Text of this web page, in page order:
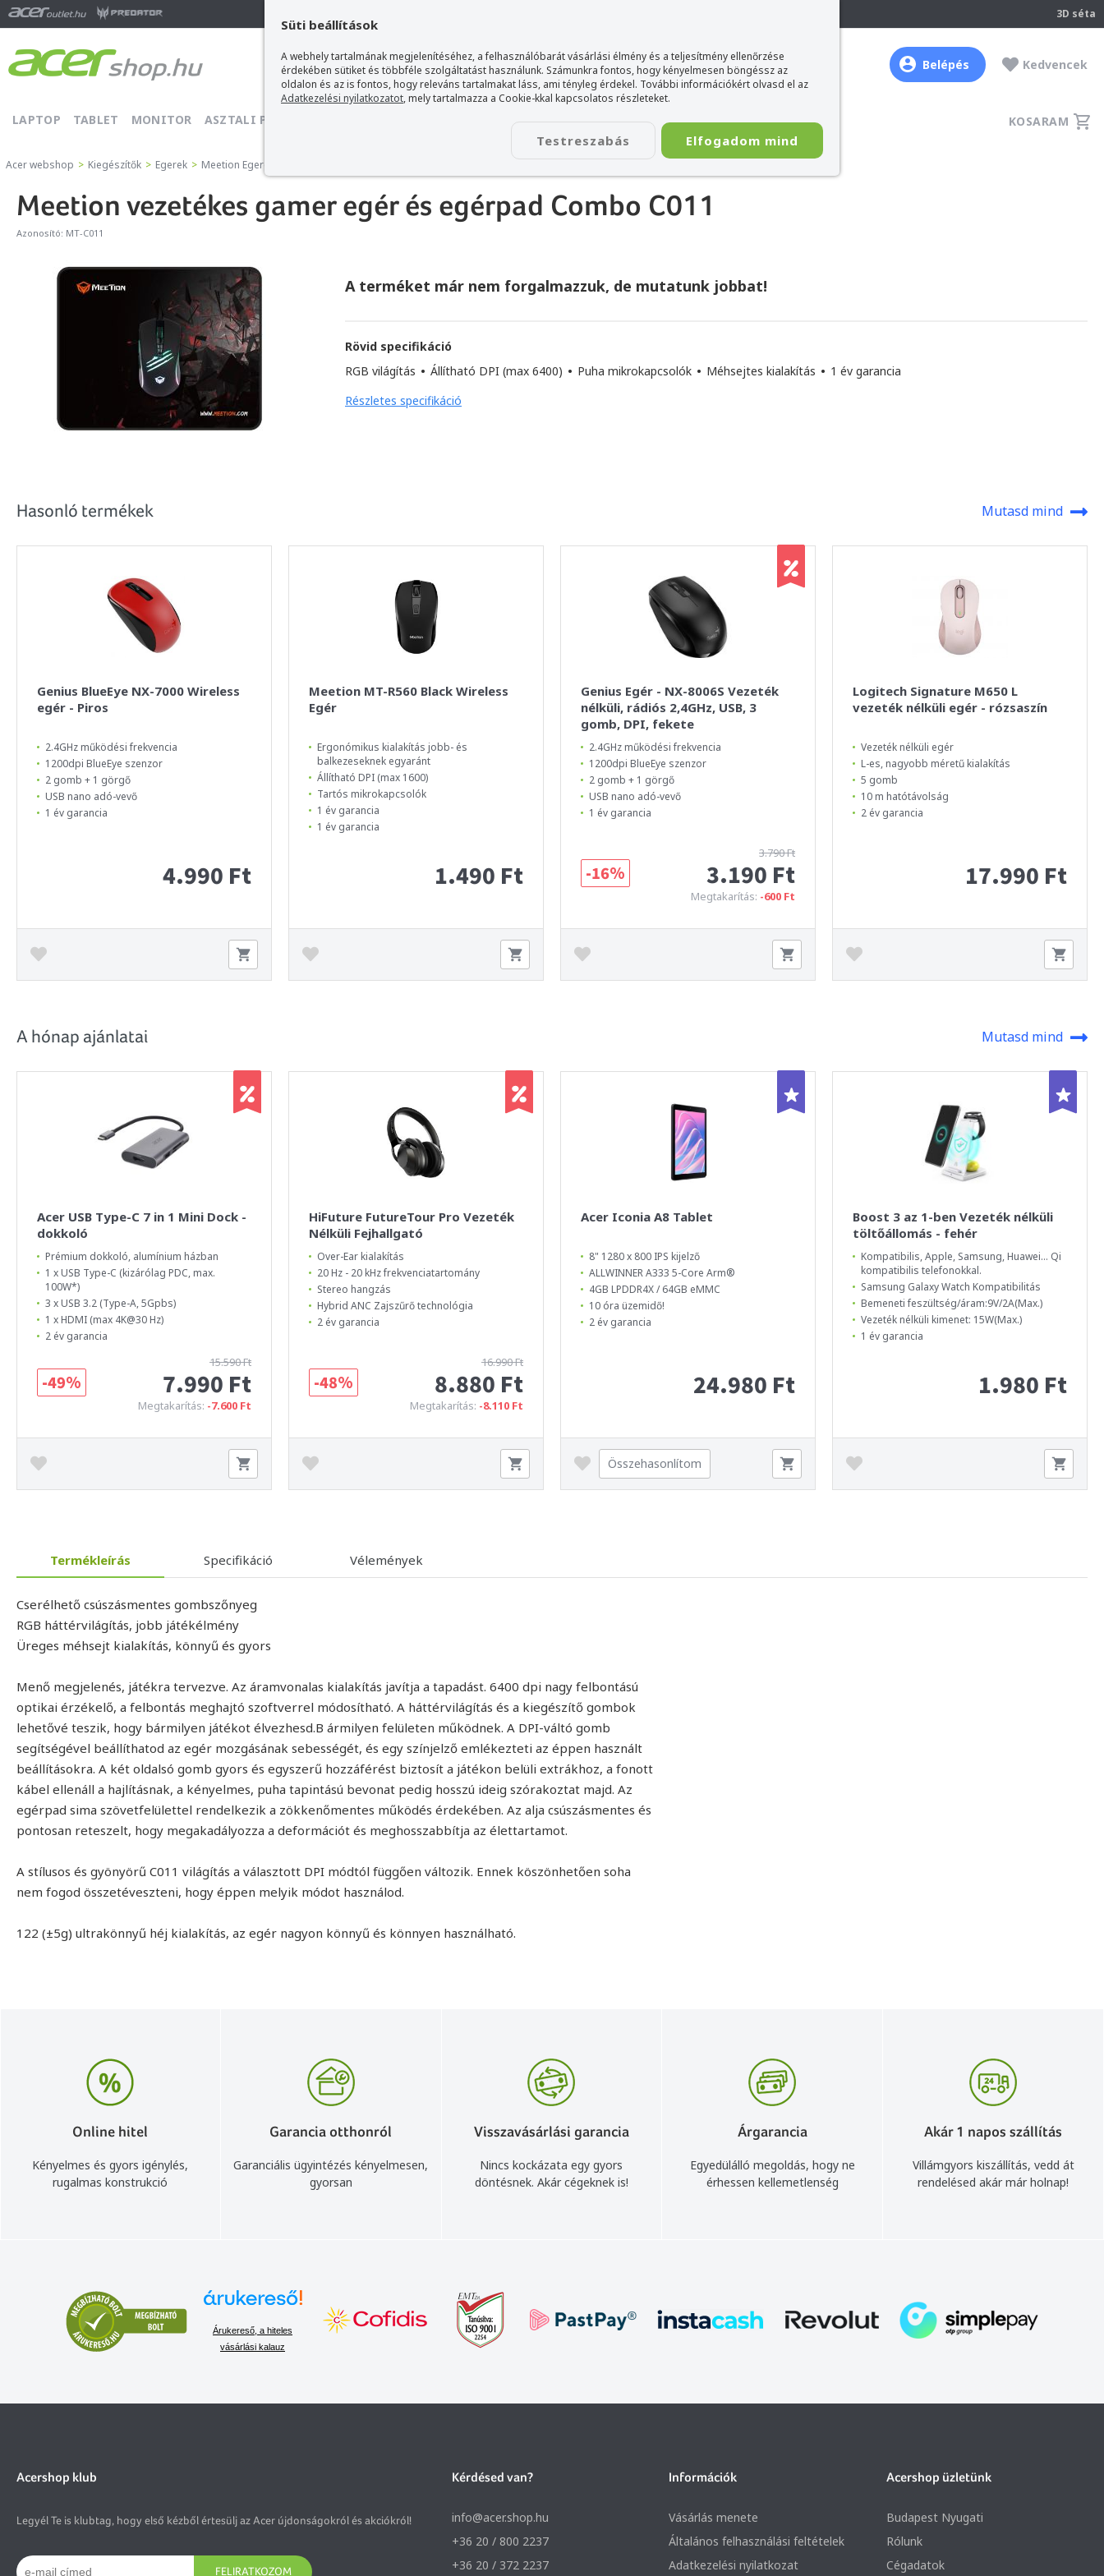
Süti beállítások
A webhely tartalmának megjelenítéséhez, a felhasználóbarát vásárlási élmény és a teljesítmény ellenőrzése
érdekében sütiket és többféle szolgáltatást használunk. Számunkra fontos, hogy kényelmesen böngéssz az
oldalon és az is fontos, hogy releváns tartalmakat láss, ami tényleg érdekel. További információkért olvasd el az
Adatkezelési nyilatkozatot, mely tartalmazza a Cookie-kkal kapcsolatos részleteket.
Testreszabás Elfogadom mind
3D séta
Belépés Kedvencek
LAPTOP TABLET MONITOR ASZTALI PC KIEGÉSZÍTŐ KAPCSOLAT KOSARAM
Acer webshop > Kiegészítők > Egerek > Meetion Egerek
Meetion vezetékes gamer egér és egérpad Combo C011
Azonosító: MT-C011
A terméket már nem forgalmazzuk, de mutatunk jobbat!
Rövid specifikáció
RGB világítás • Állítható DPI (max 6400) • Puha mikrokapcsolók • Méhsejtes kialakítás • 1 év garancia
Részletes specifikáció
Hasonló termékek Mutasd mind
Genius BlueEye NX-7000 Wireless
egér - Piros
2.4GHz működési frekvencia
1200dpi BlueEye szenzor
2 gomb + 1 görgő
USB nano adó-vevő
1 év garancia
4.990 Ft
Meetion MT-R560 Black Wireless
Egér
Ergonómikus kialakítás jobb- és
balkezeseknek egyaránt
Állítható DPI (max 1600)
Tartós mikrokapcsolók
1 év garancia
1 év garancia
1.490 Ft
Genius Egér - NX-8006S Vezeték
nélküli, rádiós 2,4GHz, USB, 3
gomb, DPI, fekete
2.4GHz működési frekvencia
1200dpi BlueEye szenzor
2 gomb + 1 görgő
USB nano adó-vevő
1 év garancia
3.790 Ft
3.190 Ft
Megtakarítás: -600 Ft
-16%
Logitech Signature M650 L
vezeték nélküli egér - rózsaszín
Vezeték nélküli egér
L-es, nagyobb méretű kialakítás
5 gomb
10 m hatótávolság
2 év garancia
17.990 Ft
A hónap ajánlatai Mutasd mind
Acer USB Type-C 7 in 1 Mini Dock -
dokkoló
Prémium dokkoló, alumínium házban
1 x USB Type-C (kizárólag PDC, max.
100W*)
3 x USB 3.2 (Type-A, 5Gpbs)
1 x HDMI (max 4K@30 Hz)
2 év garancia
15.590 Ft
7.990 Ft
Megtakarítás: -7.600 Ft
-49%
HiFuture FutureTour Pro Vezeték
Nélküli Fejhallgató
Over-Ear kialakítás
20 Hz - 20 kHz frekvenciatartomány
Stereo hangzás
Hybrid ANC Zajszűrő technológia
2 év garancia
16.990 Ft
8.880 Ft
Megtakarítás: -8.110 Ft
-48%
Acer Iconia A8 Tablet
8" 1280 x 800 IPS kijelző
ALLWINNER A333 5-Core Arm®
4GB LPDDR4X / 64GB eMMC
10 óra üzemidő!
2 év garancia
24.980 Ft
Összehasonlítom
Boost 3 az 1-ben Vezeték nélküli
töltőállomás - fehér
Kompatibilis, Apple, Samsung, Huawei... Qi
kompatibilis telefonokkal.
Samsung Galaxy Watch Kompatibilitás
Bemeneti feszültség/áram:9V/2A(Max.)
Vezeték nélküli kimenet: 15W(Max.)
1 év garancia
1.980 Ft
Termékleírás Specifikáció Vélemények
Cserélhető csúszásmentes gombszőnyeg
RGB háttérvilágítás, jobb játékélmény
Üreges méhsejt kialakítás, könnyű és gyors
Menő megjelenés, játékra tervezve. Az áramvonalas kialakítás javítja a tapadást. 6400 dpi nagy felbontású
optikai érzékelő, a felbontás meghajtó szoftverrel módosítható. A háttérvilágítás és a kiegészítő gombok
lehetővé teszik, hogy bármilyen játékot élvezhesd.B ármilyen felületen működnek. A DPI-váltó gomb
segítségével beállíthatod az egér mozgásának sebességét, és egy színjelző emlékezteti az éppen használt
beállításokra. A két oldalsó gomb gyors és egyszerű hozzáférést biztosít a játékon belüli extrákhoz, a fonott
kábel ellenáll a hajlításnak, a kényelmes, puha tapintású bevonat pedig hosszú ideig szórakoztat majd. Az
egérpad sima szövetfelülettel rendelkezik a zökkenőmentes működés érdekében. Az alja csúszásmentes és
pontosan reteszelt, hogy megakadályozza a deformációt és meghosszabbítja az élettartamot.
A stílusos és gyönyörű C011 világítás a választott DPI módtól függően változik. Ennek köszönhetően soha
nem fogod összetéveszteni, hogy éppen melyik módot használod.
122 (±5g) ultrakönnyű héj kialakítás, az egér nagyon könnyű és könnyen használható.
Online hitel
Kényelmes és gyors igénylés,
rugalmas konstrukció
Garancia otthonról
Garanciális ügyintézés kényelmesen,
gyorsan
Visszavásárlási garancia
Nincs kockázata egy gyors
döntésnek. Akár cégeknek is!
Árgarancia
Egyedülálló megoldás, hogy ne
érhessen kellemetlenség
Akár 1 napos szállítás
Villámgyors kiszállítás, vedd át
rendelésed akár már holnap!
Árukereső, a hiteles
vásárlási kalauz
Acershop klub
Legyél Te is klubtag, hogy első kézből értesülj az Acer újdonságokról és akciókról!
FELIRATKOZOM
Kérdésed van?
info@acer.shop.hu
+36 20 / 800 2237
+36 20 / 372 2237
Információk
Vásárlás menete
Általános felhasználási feltételek
Adatkezelési nyilatkozat
Acershop üzletünk
Budapest Nyugati
Rólunk
Cégadatok